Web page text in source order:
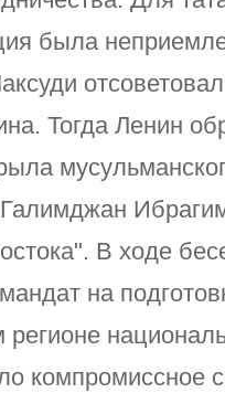
была
Тогда Ленин
Галимджан
В ходе
на
компромиссное